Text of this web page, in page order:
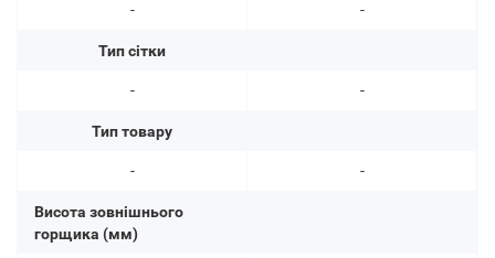
-
Тип сітки
-
Тип товару
-
Висота зовнішнього
горщика (мм)
-
-
-